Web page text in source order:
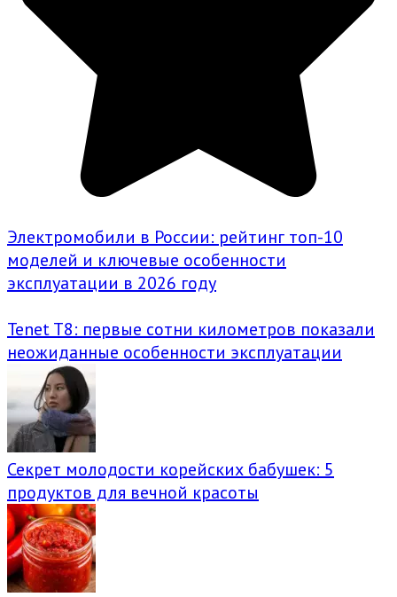
Электромобили в России: рейтинг топ-10
моделей и ключевые особенности
эксплуатации в 2026 году
Tenet T8: первые сотни километров показали
неожиданные особенности эксплуатации
Секрет молодости корейских бабушек: 5
продуктов для вечной красоты